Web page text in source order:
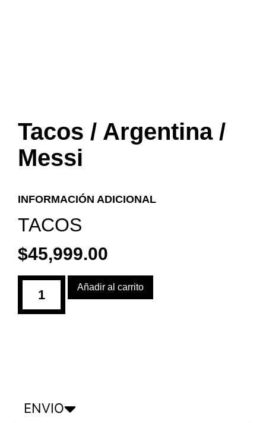
Tacos / Argentina /
Messi
INFORMACIÓN ADICIONAL
TACOS
$45,999.00
Añadir al carrito
ENVIO